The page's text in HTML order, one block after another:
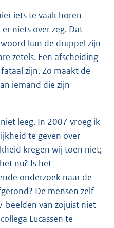
iets te vaak horen
niets over zeg. Dat
kan de druppel zijn
zetels. Een afscheiding
zijn. Zo maakt de
iemand die zijn
leeg. In 2007 vroeg ik
te geven over
kregen wij toen niet;
nu? Is het
onderzoek naar de
De mensen zelf
beelden van zojuist niet
Lucassen te